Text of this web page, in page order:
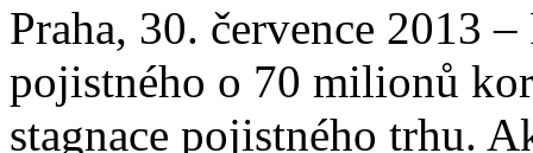
Praha, 30. července 2013
pojistného o 70 milionů
stagnace pojistného trhu.